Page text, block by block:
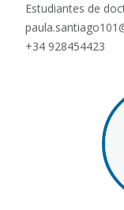
Estudiantes de
+34 928454423